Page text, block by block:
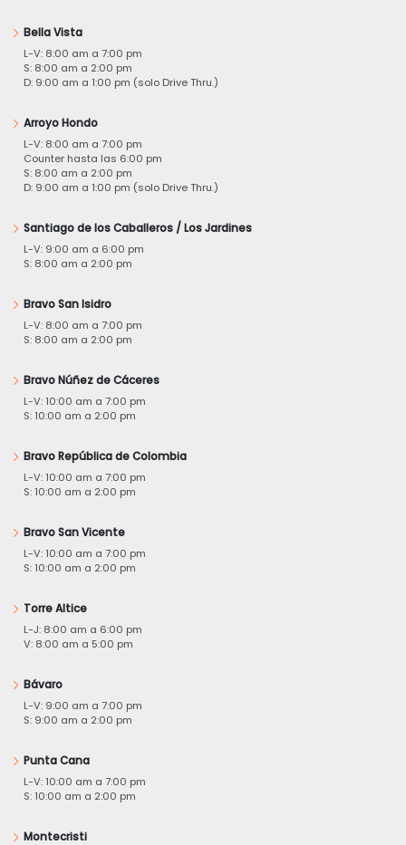
Bella Vista
L-V: 8:00 am a 7:00 pm
S: 8:00 am a 2:00 pm
D: 9:00 am a 1:00 pm (solo Drive Thru.)
Arroyo Hondo
L-V: 8:00 am a 7:00 pm
Counter hasta las 6:00 pm
S: 8:00 am a 2:00 pm
D: 9:00 am a 1:00 pm (solo Drive Thru.)
Santiago de los Caballeros / Los Jardines
L-V: 9:00 am a 6:00 pm
S: 8:00 am a 2:00 pm
Bravo San Isidro
L-V: 8:00 am a 7:00 pm
S: 8:00 am a 2:00 pm
Bravo Núñez de Cáceres
L-V: 10:00 am a 7:00 pm
S: 10:00 am a 2:00 pm
Bravo República de Colombia
L-V: 10:00 am a 7:00 pm
S: 10:00 am a 2:00 pm
Bravo San Vicente
L-V: 10:00 am a 7:00 pm
S: 10:00 am a 2:00 pm
Torre Altice
L-J: 8:00 am a 6:00 pm
V: 8:00 am a 5:00 pm
Bávaro
L-V: 9:00 am a 7:00 pm
S: 9:00 am a 2:00 pm
Punta Cana
L-V: 10:00 am a 7:00 pm
S: 10:00 am a 2:00 pm
Montecristi